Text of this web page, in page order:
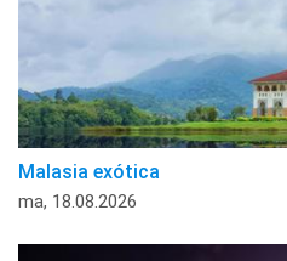
Malasia exótica
ma, 18.08.2026